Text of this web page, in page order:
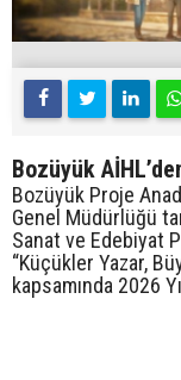
Bozüyük
Bozüyük Proje
Genel Müdürlüğü
Sanat ve Edebiyat
“Küçükler Yazar,
kapsamında 2026